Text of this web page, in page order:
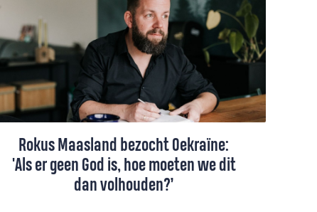
Rokus Maasland bezocht Oekraïne:
'Als er geen God is, hoe moeten we dit
dan volhouden?’